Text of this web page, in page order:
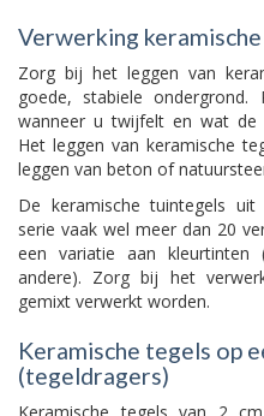
Verwerking
Zorg bij het leggen van
goede, stabiele ondergrond.
wanneer u twijfelt en wat de
Het leggen van keramische
leggen van beton of
De keramische tuintegels
serie vaak wel meer dan 20
een variatie aan
andere). Zorg bij het
gemixt verwerkt worden.
Keramische tegels op
(tegeldragers)